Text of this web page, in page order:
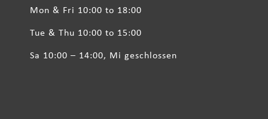
Mon & Fri 10:00 to 18:00
Tue & Thu 10:00 to 15:00
Sa 10:00 – 14:00, Mi geschlossen